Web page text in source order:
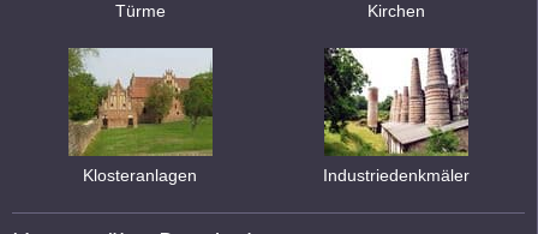
Türme Kirchen
Klosteranlagen Industriedenkmäler